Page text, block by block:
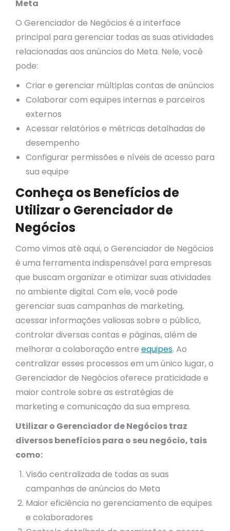
Meta
O Gerenciador de Negócios é a interface
principal para gerenciar todas as suas atividades
relacionadas aos anúncios do Meta. Nele, você
pode:
Criar e gerenciar múltiplas contas de anúncios
Colaborar com equipes internas e parceiros
externos
Acessar relatórios e métricas detalhadas de
desempenho
Configurar permissões e níveis de acesso para
sua equipe
Conheça os Benefícios de
Utilizar o Gerenciador de
Negócios
Como vimos até aqui, o Gerenciador de Negócios
é uma ferramenta indispensável para empresas
que buscam organizar e otimizar suas atividades
no ambiente digital. Com ele, você pode
gerenciar suas campanhas de marketing,
acessar informações valiosas sobre o público,
controlar diversas contas e páginas, além de
melhorar a colaboração entre equipes. Ao
centralizar esses processos em um único lugar, o
Gerenciador de Negócios oferece praticidade e
maior controle sobre as estratégias de
marketing e comunicação da sua empresa.
Utilizar o Gerenciador de Negócios traz
diversos benefícios para o seu negócio, tais
como:
Visão centralizada de todas as suas
campanhas de anúncios do Meta
Maior eficiência no gerenciamento de equipes
e colaboradores